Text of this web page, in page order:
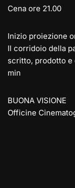
Cena ore 21.00
Inizio proiezione
Il corridoio della
scritto, prodotto e
min
BUONA VISIONE
Officine